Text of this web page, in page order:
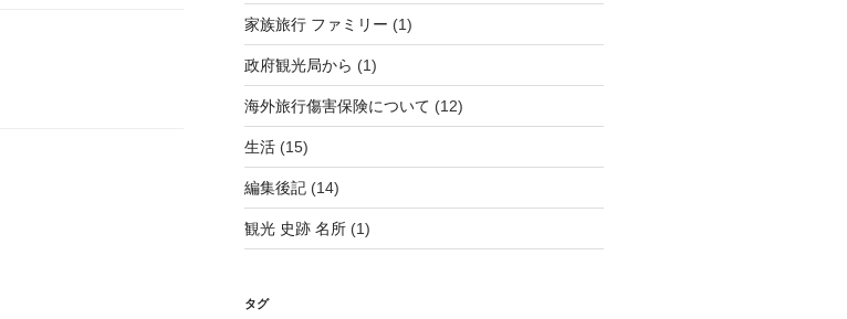
家族旅行 ファミリー (1)
政府観光局から (1)
海外旅行傷害保険について (12)
生活(15)
編集後記(14)
観光 史跡 名所(1)
タグ